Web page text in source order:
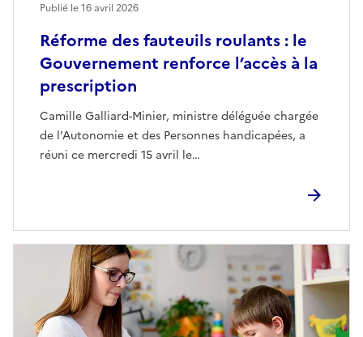
Réforme des fauteuils roulants : le
Gouvernement renforce l’accès à la
prescription
Camille Galliard-Minier, ministre déléguée chargée
de l’Autonomie et des Personnes handicapées, a
réuni ce mercredi 15 avril le…
Publié le16 avril 2026